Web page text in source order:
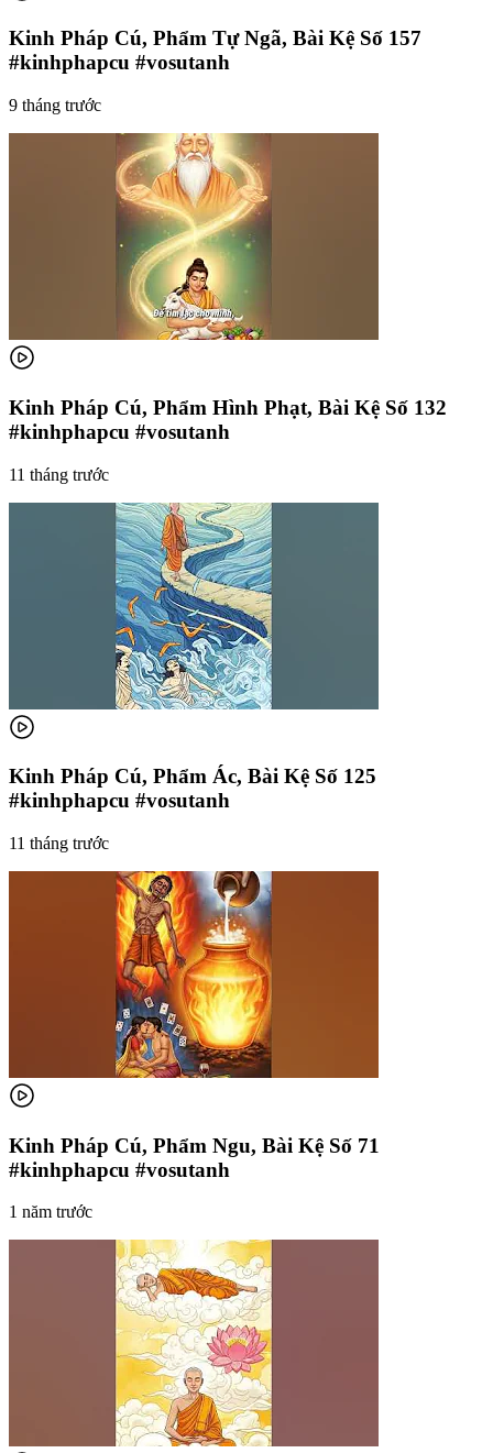
Kinh Pháp Cú, Phẩm Tự Ngã, Bài Kệ Số 157
#kinhphapcu #vosutanh
9 tháng trước
Kinh Pháp Cú, Phẩm Hình Phạt, Bài Kệ Số 132
#kinhphapcu #vosutanh
11 tháng trước
Kinh Pháp Cú, Phẩm Ác, Bài Kệ Số 125
#kinhphapcu #vosutanh
11 tháng trước
Kinh Pháp Cú, Phẩm Ngu, Bài Kệ Số 71
#kinhphapcu #vosutanh
1 năm trước